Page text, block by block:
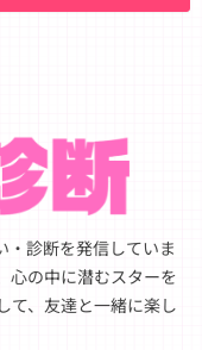
・診断を発信していま
心の中に潜むスターを
て、友達と一緒に楽し